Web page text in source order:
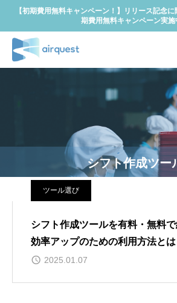
【初期費用無料キャンペーン！】リリース記念
期費用無料キャンペーン実施
シフト作成ツー
ツール選び
シフト作成ツールを有料・無料
効率アップのための利用方法とは
2025.01.07